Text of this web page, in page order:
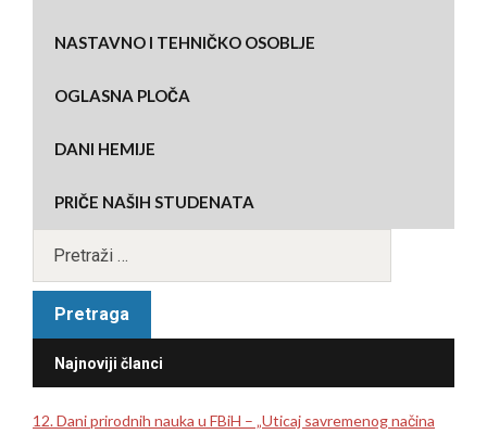
NASTAVNO I TEHNIČKO OSOBLJE
OGLASNA PLOČA
DANI HEMIJE
PRIČE NAŠIH STUDENATA
Najnoviji članci
12. Dani prirodnih nauka u FBiH – „Uticaj savremenog načina